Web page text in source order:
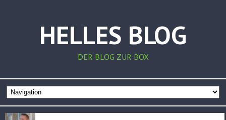
HELLES BLOG
DER BLOG ZUR BOX